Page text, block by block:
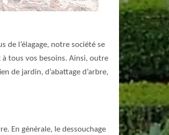
de l’élagage, notre société se
tous vos besoins. Ainsi, outre
de jardin, d’abattage d’arbre,
En générale, le dessouchage